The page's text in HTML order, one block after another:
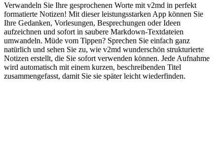
Verwandeln Sie Ihre gesprochenen Worte mit v2md in perfekt
formatierte Notizen! Mit dieser leistungsstarken App können Sie
Ihre Gedanken, Vorlesungen, Besprechungen oder Ideen
aufzeichnen und sofort in saubere Markdown-Textdateien
umwandeln. Müde vom Tippen? Sprechen Sie einfach ganz
natürlich und sehen Sie zu, wie v2md wunderschön strukturierte
Notizen erstellt, die Sie sofort verwenden können. Jede Aufnahme
wird automatisch mit einem kurzen, beschreibenden Titel
zusammengefasst, damit Sie sie später leicht wiederfinden.